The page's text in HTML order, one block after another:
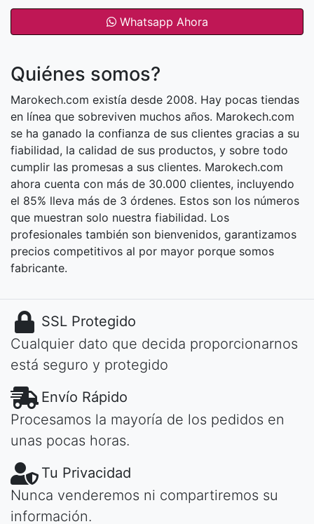
Whatsapp Ahora
Quiénes somos?
Marokech.com existía desde 2008. Hay pocas tiendas
en línea que sobreviven muchos años. Marokech.com
se ha ganado la confianza de sus clientes gracias a su
fiabilidad, la calidad de sus productos, y sobre todo
cumplir las promesas a sus clientes. Marokech.com
ahora cuenta con más de 30.000 clientes, incluyendo
el 85% lleva más de 3 órdenes. Estos son los números
que muestran solo nuestra fiabilidad. Los
profesionales también son bienvenidos, garantizamos
precios competitivos al por mayor porque somos
fabricante.
SSL Protegido
Cualquier dato que decida proporcionarnos
está seguro y protegido
Envío Rápido
Procesamos la mayoría de los pedidos en
unas pocas horas.
Tu Privacidad
Nunca venderemos ni compartiremos su
información.